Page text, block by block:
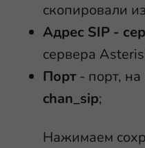
скопировали
Адрес SIP -
сервера
Порт- порт, на
chan_sip;
Нажимаем